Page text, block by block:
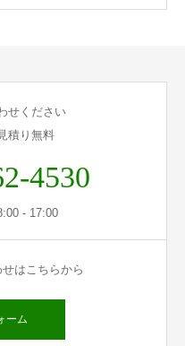
せください
積り無料
4530
- 17:00
はこちらから
ーム